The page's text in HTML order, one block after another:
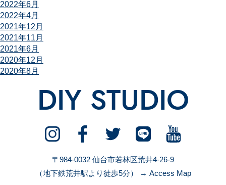
2022年6月
2022年4月
2021年12月
2021年11月
2021年6月
2020年12月
2020年8月
DIY STUDIO
〒984-0032 仙台市若林区荒井4-26-9
（地下鉄荒井駅より徒歩5分）
→ Access Map